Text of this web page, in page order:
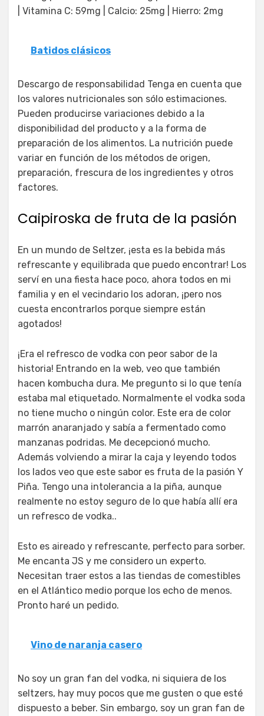
| Vitamina C: 59mg | Calcio: 25mg | Hierro: 2mg
Batidos clásicos
Descargo de responsabilidad Tenga en cuenta que
los valores nutricionales son sólo estimaciones.
Pueden producirse variaciones debido a la
disponibilidad del producto y a la forma de
preparación de los alimentos. La nutrición puede
variar en función de los métodos de origen,
preparación, frescura de los ingredientes y otros
factores.
Caipiroska de fruta de la pasión
En un mundo de Seltzer, ¡esta es la bebida más
refrescante y equilibrada que puedo encontrar! Los
serví en una fiesta hace poco, ahora todos en mi
familia y en el vecindario los adoran, ¡pero nos
cuesta encontrarlos porque siempre están
agotados!
¡Era el refresco de vodka con peor sabor de la
historia! Entrando en la web, veo que también
hacen kombucha dura. Me pregunto si lo que tenía
estaba mal etiquetado. Normalmente el vodka soda
no tiene mucho o ningún color. Este era de color
marrón anaranjado y sabía a fermentado como
manzanas podridas. Me decepcionó mucho.
Además volviendo a mirar la caja y leyendo todos
los lados veo que este sabor es fruta de la pasión Y
Piña. Tengo una intolerancia a la piña, aunque
realmente no estoy seguro de lo que había allí era
un refresco de vodka..
Esto es aireado y refrescante, perfecto para sorber.
Me encanta JS y me considero un experto.
Necesitan traer estos a las tiendas de comestibles
en el Atlántico medio porque los echo de menos.
Pronto haré un pedido.
Vino de naranja casero
No soy un gran fan del vodka, ni siquiera de los
seltzers, hay muy pocos que me gusten o que esté
dispuesto a beber. Sin embargo, soy un gran fan de